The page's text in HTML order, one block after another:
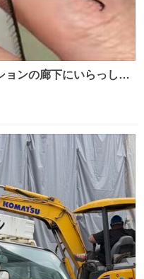
ョンの廊下にいらっしゃ
会でお会いできるなんて
かっこよすぎる 指を差し
ていらっしゃるのでしょ